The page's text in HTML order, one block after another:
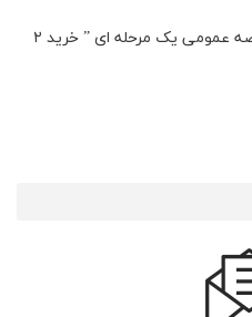
آگهی تجدید مناقصه عمومی یک مرحله ای ” خرید ۲